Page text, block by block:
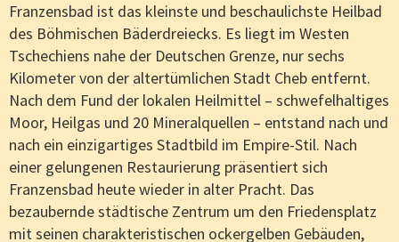
Franzensbad ist das kleinste und beschaulichste Heilbad
des Böhmischen Bäderdreiecks. Es liegt im Westen
Tschechiens nahe der Deutschen Grenze, nur sechs
Kilometer von der altertümlichen Stadt Cheb entfernt.
Nach dem Fund der lokalen Heilmittel – schwefelhaltiges
Moor, Heilgas und 20 Mineralquellen – entstand nach und
nach ein einzigartiges Stadtbild im Empire-Stil. Nach
einer gelungenen Restaurierung präsentiert sich
Franzensbad heute wieder in alter Pracht. Das
bezaubernde städtische Zentrum um den Friedensplatz
mit seinen charakteristischen ockergelben Gebäuden,